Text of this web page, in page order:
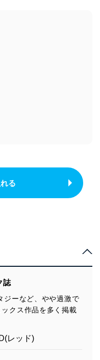
る
誌
ジーなど、やや過激で
クス作品を多く掲載
レッド)